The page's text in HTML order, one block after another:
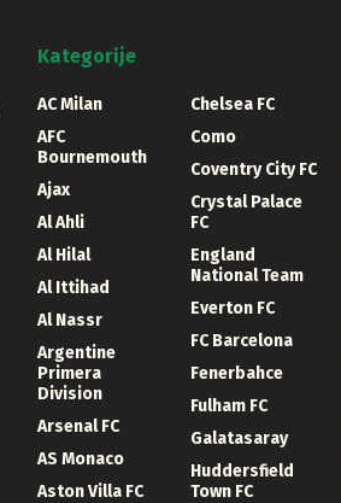
Kategorije
AC Milan
AFC
Bournemouth
Ajax
Al Ahli
Al Hilal
Al Ittihad
Al Nassr
Argentine
Primera
Division
Arsenal FC
AS Monaco
Aston Villa FC
Chelsea FC
Como
Coventry City FC
Crystal Palace
FC
England
National Team
Everton FC
FC Barcelona
Fenerbahce
Fulham FC
Galatasaray
Huddersfield
Town FC